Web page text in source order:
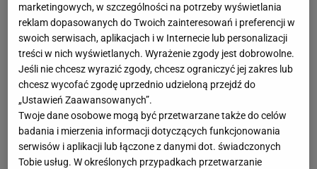
marketingowych, w szczególności na potrzeby wyświetlania
reklam dopasowanych do Twoich zainteresowań i preferencji w
swoich serwisach, aplikacjach i w Internecie lub personalizacji
treści w nich wyświetlanych. Wyrażenie zgody jest dobrowolne.
Jeśli nie chcesz wyrazić zgody, chcesz ograniczyć jej zakres lub
chcesz wycofać zgodę uprzednio udzieloną przejdź do
„Ustawień Zaawansowanych”.
Twoje dane osobowe mogą być przetwarzane także do celów
badania i mierzenia informacji dotyczących funkcjonowania
serwisów i aplikacji lub łączone z danymi dot. świadczonych
Tobie usług. W określonych przypadkach przetwarzanie